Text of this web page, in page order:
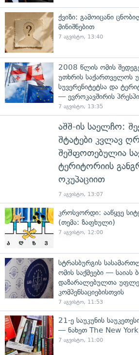
ქვიზი: გამოიცანი
მინიშნებით
7 აგვისტო, 13:40
2008 წლის ომის
უთხრის საქართველოს
სუვერენიტეტსა და
— ევროკავშირის
7 აგვისტო, 13:35
აშშ-ის საელჩო:
შტატები კვლავ
შეშფოთებულია
ტერიტორიის
ოკუპაციით
7 აგვისტო, 13:07
კროსვორდი: ააწყვე
(თემა: ზაფხული)
7 აგვისტო, 12:00
სტრასბურგის
ომის საქმეები — საიას
დაზარალებულთა
კომპენსაციებისთვის
7 აგვისტო, 11:53
21-ე საუკუნის
— ნახეთ The New York
7 აგვისტო, 11:00